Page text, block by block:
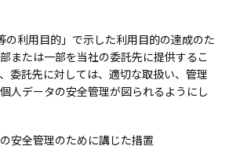
の利用目的」で示した利用目的の達成のた
または一部を当社の委託先に提供するこ
委託先に対しては、適切な取扱い、管理
人データの安全管理が図られるようにし
安全管理のために講じた措置